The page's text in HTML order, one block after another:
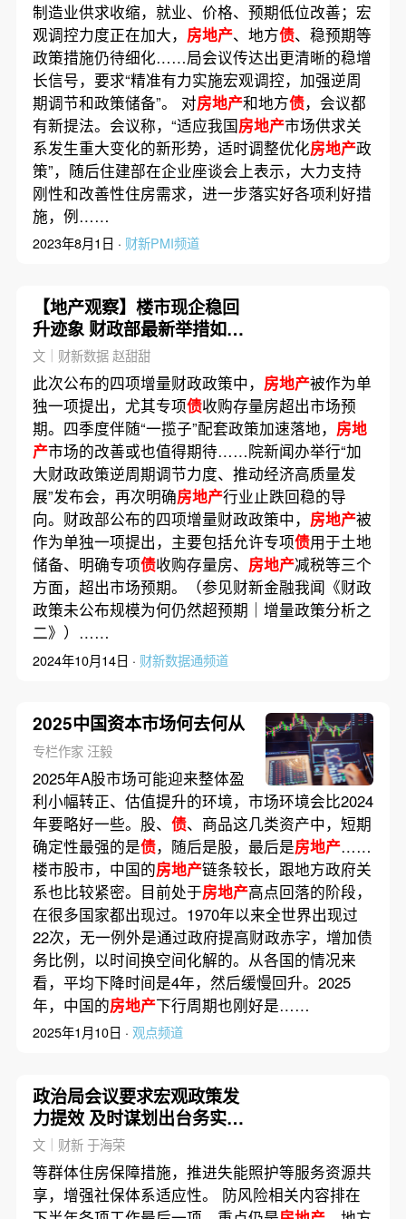
制造业供求收缩，就业、价格、预期低位改善；宏
观调控力度正在加大， 房地产、地方债、稳预期等
政策措施仍待细化……局会议传达出更清晰的稳增
长信号，要求“精准有力实施宏观调控，加强逆周
期调节和政策储备”。 对房地产和地方债，会议都
有新提法。会议称，“适应我国房地产市场供求关
系发生重大变化的新形势，适时调整优化房地产政
策”，随后住建部在企业座谈会上表示，大力支持
刚性和改善性住房需求，进一步落实好各项利好措
施，例……
2023年8月1日 · 财新PMI频道
【地产观察】楼市现企稳回
升迹象 财政部最新举措如何
发挥效应？
文｜财新数据 赵甜甜
此次公布的四项增量财政政策中， 房地产被作为单
独一项提出，尤其专项债收购存量房超出市场预
期。四季度伴随“一揽子”配套政策加速落地， 房地
产市场的改善或也值得期待……院新闻办举行“加
大财政政策逆周期调节力度、推动经济高质量发
展”发布会，再次明确房地产行业止跌回稳的导
向。财政部公布的四项增量财政政策中， 房地产被
作为单独一项提出，主要包括允许专项债用于土地
储备、明确专项债收购存量房、 房地产减税等三个
方面，超出市场预期。（参见财新金融我闻《财政
政策未公布规模为何仍然超预期｜增量政策分析之
二》）……
2024年10月14日 · 财新数据通频道
2025中国资本市场何去何从
专栏作家 汪毅
2025年A股市场可能迎来整体盈
利小幅转正、估值提升的环境，市场环境会比2024
年要略好一些。股、 债、商品这几类资产中，短期
确定性最强的是债，随后是股，最后是房地产……
楼市股市，中国的房地产链条较长，跟地方政府关
系也比较紧密。目前处于房地产高点回落的阶段，
在很多国家都出现过。1970年以来全世界出现过
22次，无一例外是通过政府提高财政赤字，增加债
务比例，以时间换空间化解的。从各国的情况来
看，平均下降时间是4年，然后缓慢回升。2025
年，中国的房地产下行周期也刚好是……
2025年1月10日 · 观点频道
政治局会议要求宏观政策发
力提效 及时谋划出台务实管
用的增量政策
文｜财新 于海荣
等群体住房保障措施，推进失能照护等服务资源共
享，增强社保体系适应性。 防风险相关内容排在